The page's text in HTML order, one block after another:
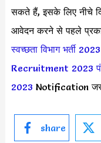
सकते हैं, इसके लिए नीचे
आवेदन करने से पहले
स्वच्छता विभाग भर्ती 2023
Recruitment 2023
2023 Notification
share